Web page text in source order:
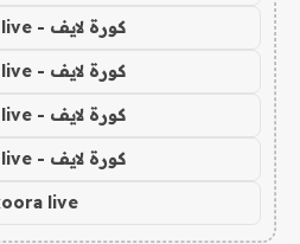
كورة لايف - koora live
كورة لايف - koora live
كورة لايف - koora live
كورة لايف - koora live
live